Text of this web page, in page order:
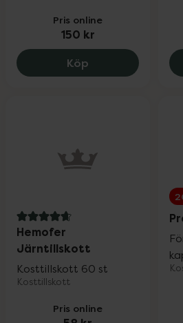
Pris online
150 kr
Köp Floravital
4.9 av 5 i omdöme
Hemofer
Järntillskott
Kosttillskott 60 st
Kosttillskott
Pris online